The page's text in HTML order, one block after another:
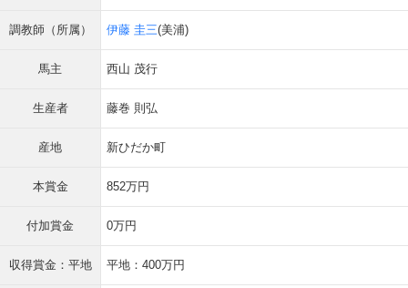
調教師（所属） 伊藤 圭三(美浦)
馬主 西山 茂行
生産者 藤巻 則弘
産地 新ひだか町
本賞金 852万円
付加賞金 0万円
収得賞金：平地 平地：400万円